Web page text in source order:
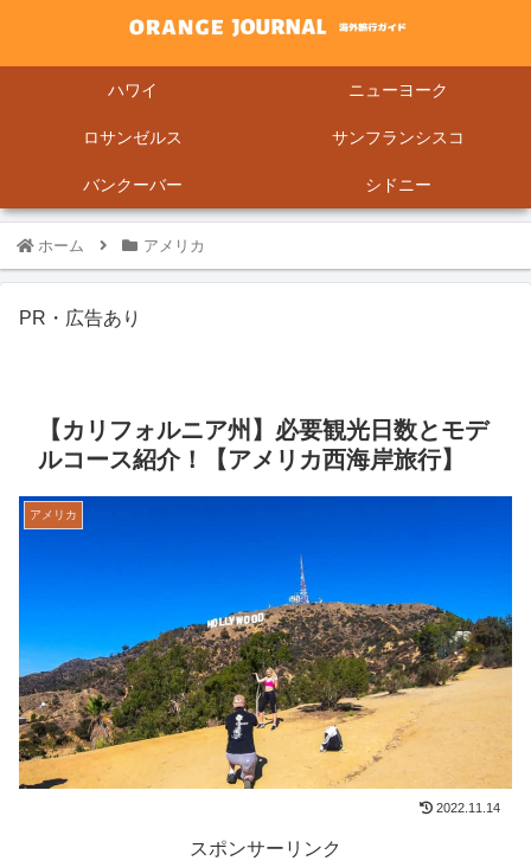
ハワイ ニューヨーク
ロサンゼルス サンフランシスコ
バンクーバー シドニー
ホーム アメリカ
PR・広告あり
【カリフォルニア州】必要観光日数とモデ
ルコース紹介！【アメリカ西海岸旅行】
アメリカ
2022.11.14
スポンサーリンク